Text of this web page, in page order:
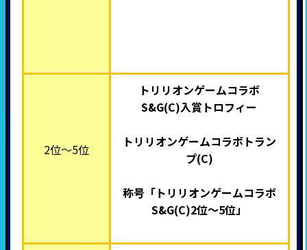
2位～5位
トリリオンゲームコラボ
S&G(C)入賞トロフィー
トリリオンゲームコラボトラン
プ(C)
称号「トリリオンゲームコラボ
S&G(C)2位～5位」